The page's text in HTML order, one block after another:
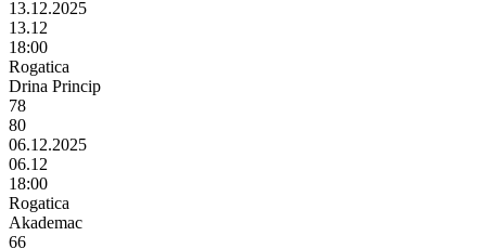
13.12.2025
13.12
18:00
Rogatica
Drina Princip
78
80
06.12.2025
06.12
18:00
Rogatica
Akademac
66